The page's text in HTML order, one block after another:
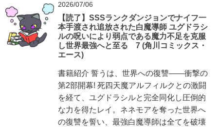
2026/07/06
【読了】SSSランクダンジョンでナイフ一
本手渡され追放された白魔導師 ユグドラシ
ルの呪いにより弱点である魔力不足を克服
し世界最強へと至る 7 (角川コミックス・
エース)
書籍紹介 誓うは、世界への復讐――衝撃の
第2部開幕! 死四天魔アルフィルクとの激闘
を経て、ユグドラシルと完全同化し圧倒的
な力を得たレイ。ネネモアを奪った世界へ
の復讐を誓い、最強白魔導師は全てを破壊